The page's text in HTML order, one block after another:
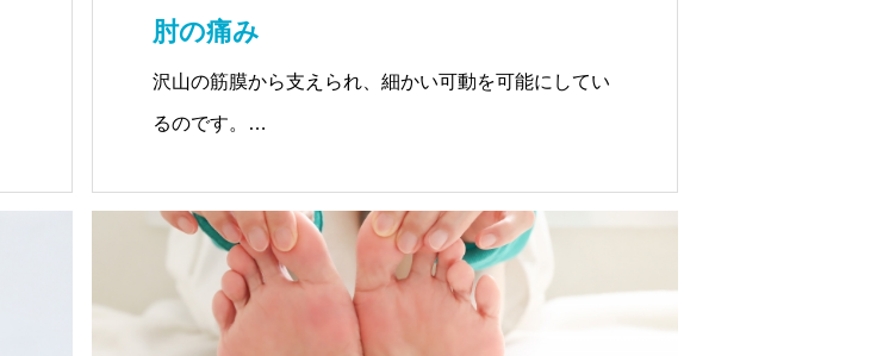
肘の痛み
沢山の筋膜から支えられ、細かい可動を可能にしてい
るのです。
こしますし、
他部位での神経症状が肘関節の筋膜の癒着を進行させ
ることもあります。